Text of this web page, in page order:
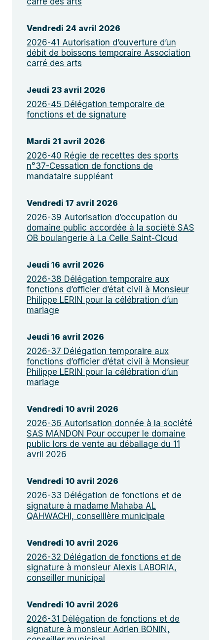
Vendredi 24 avril 2026
2026-41 Autorisation d’ouverture d’un
débit de boissons temporaire Association
carré des arts
Jeudi 23 avril 2026
2026-45 Délégation temporaire de
fonctions et de signature
Mardi 21 avril 2026
2026-40 Régie de recettes des sports
n°37-Cessation de fonctions de
mandataire suppléant
Vendredi 17 avril 2026
2026-39 Autorisation d’occupation du
domaine public accordée à la société SAS
OB boulangerie à La Celle Saint-Cloud
Jeudi 16 avril 2026
2026-38 Délégation temporaire aux
fonctions d’officier d’état civil à Monsieur
Philippe LERIN pour la célébration d’un
mariage
Jeudi 16 avril 2026
2026-37 Délégation temporaire aux
fonctions d’officier d’état civil à Monsieur
Philippe LERIN pour la célébration d’un
mariage
Vendredi 10 avril 2026
2026-36 Autorisation donnée à la société
SAS MANDON Pour occuper le domaine
public lors de vente au déballage du 11
avril 2026
Vendredi 10 avril 2026
2026-33 Délégation de fonctions et de
signature à madame Mahaba AL
QAHWACHI, conseillère municipale
Vendredi 10 avril 2026
2026-32 Délégation de fonctions et de
signature à monsieur Alexis LABORIA,
conseiller municipal
Vendredi 10 avril 2026
2026-31 Délégation de fonctions et de
signature à monsieur Adrien BONIN,